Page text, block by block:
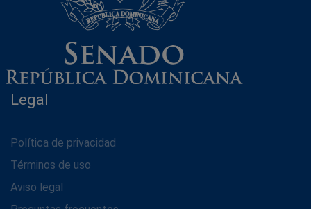
Legal
Política de privacidad
Términos de uso
Aviso legal